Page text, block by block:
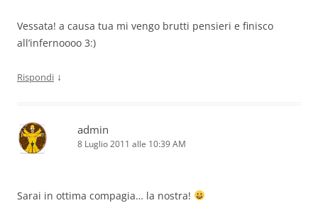
Vessata! a causa tua mi vengo brutti pensieri e finisco
all’infernoooo 3:)
Rispondi ↓
admin
8 Luglio 2011 alle 10:39 AM
Sarai in ottima compagia… la nostra!